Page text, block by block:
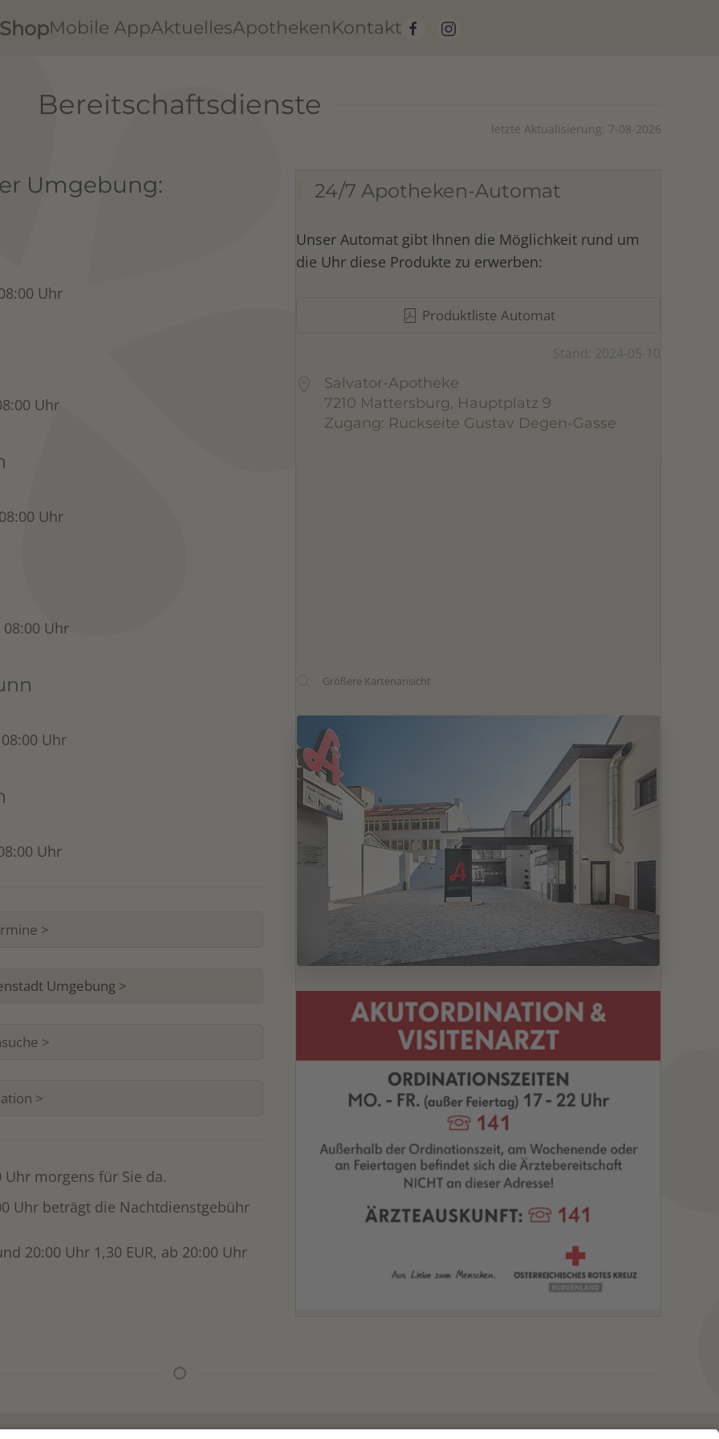
Mobile AppAktuellesApothekenKontakt
Bereitschaftsdienste
letzte Aktualisierung: 7-08-2026
Umgebung:
Uhr
Uhr
Uhr
08:00 Uhr
Uhr
Uhr
>
Umgebung >
>
>
morgens für Sie da.
Uhr beträgt die Nachtdienstgebühr
20:00 Uhr 1,30 EUR, ab 20:00 Uhr
24/7 Apotheken-Automat
Unser Automat gibt Ihnen die Möglichkeit rund um
die Uhr diese Produkte zu erwerben:
Produktliste Automat
Stand: 2024-05-10
Salvator-Apotheke
7210 Mattersburg, Hauptplatz 9
Zugang: Rückseite Gustav Degen-Gasse
Größere Kartenansicht